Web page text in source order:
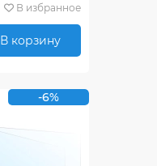
В избранное
В корзину
-6%